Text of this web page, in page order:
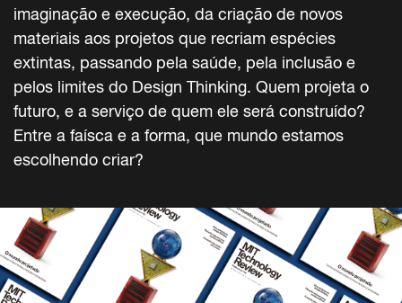
imaginação e execução, da criação de novos
materiais aos projetos que recriam espécies
extintas, passando pela saúde, pela inclusão e
pelos limites do Design Thinking. Quem projeta o
futuro, e a serviço de quem ele será construído?
Entre a faísca e a forma, que mundo estamos
escolhendo criar?